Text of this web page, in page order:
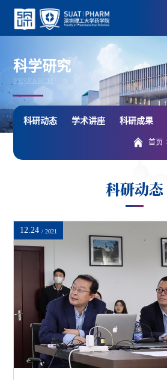
科学研究
RESEARCH
科研动态 学术讲座 科研成果
首页
科研动态
12.24 / 2021